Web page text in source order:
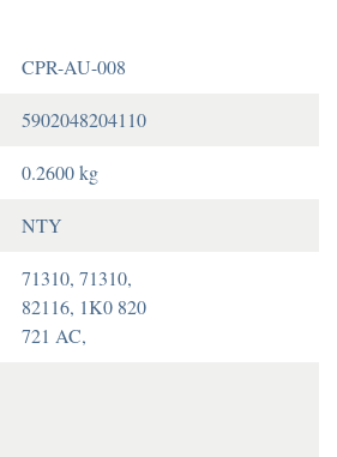
CPR-AU-008
5902048204110
0.2600 kg
NTY
71310, 71310,
82116, 1K0 820
721 AC,